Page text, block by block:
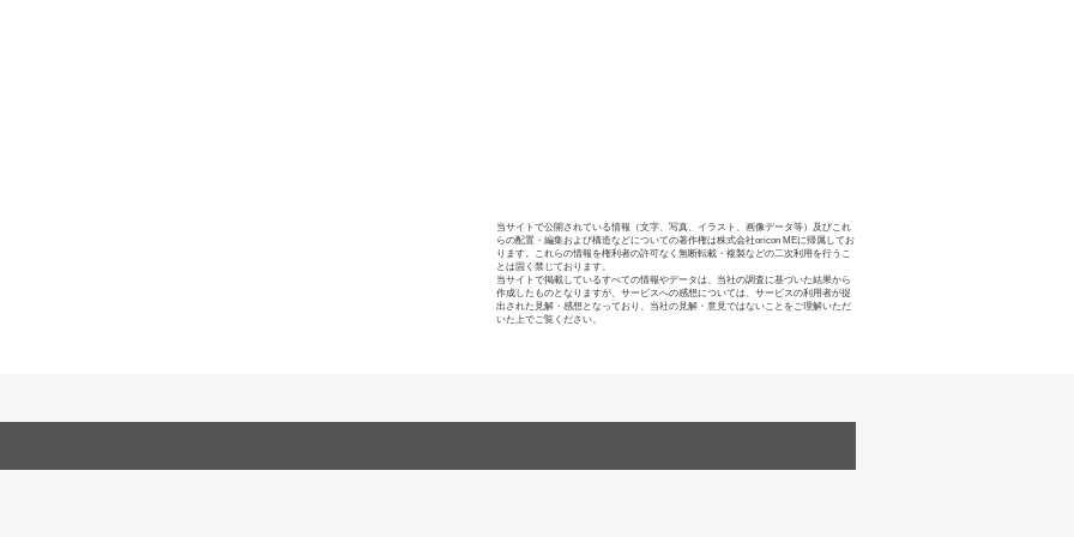
当サイトで公開されている情報（文字、写真、イラスト、画像データ等）及びこれ
らの配置・編集および構造などについての著作権は株式会社oricon MEに帰属してお
ります。これらの情報を権利者の許可なく無断転載・複製などの二次利用を行うこ
とは固く禁じております。
当サイトで掲載しているすべての情報やデータは、当社の調査に基づいた結果から
作成したものとなりますが、サービスへの感想については、サービスの利用者が提
出された見解・感想となっており、当社の見解・意見ではないことをご理解いただ
いた上でご覧ください。